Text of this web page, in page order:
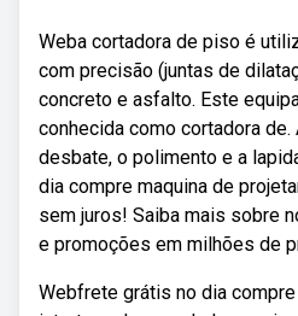
Weba cortadora de piso é
com precisão (juntas de
concreto e asfalto. Este
conhecida como cortadora
desbate, o polimento e a
dia compre maquina de
sem juros! Saiba mais sobre
e promoções em milhões de
Webfrete grátis no dia